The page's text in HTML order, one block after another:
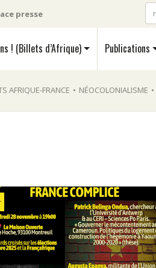
presse
! (Billets d’Afrique) Publications
AFRIQUE-FRANCE • NÉOCOLONIALISME •